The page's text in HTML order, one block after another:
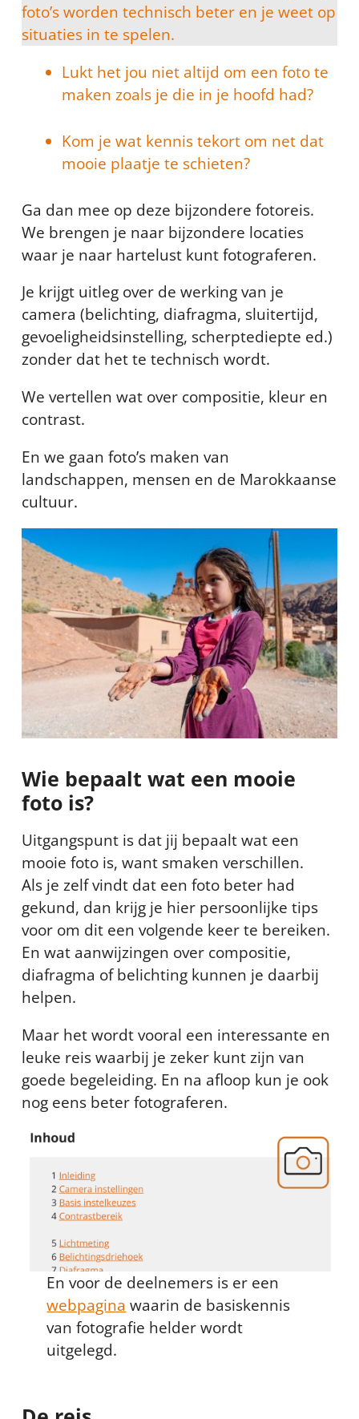
foto’s worden technisch beter en je weet op
situaties in te spelen.
Lukt het jou niet altijd om een foto te
maken zoals je die in je hoofd had?
Kom je wat kennis tekort om net dat
mooie plaatje te schieten?
Ga dan mee op deze bijzondere fotoreis.
We brengen je naar bijzondere locaties
waar je naar hartelust kunt fotograferen.
Je krijgt uitleg over de werking van je
camera (belichting, diafragma, sluitertijd,
gevoeligheidsinstelling, scherptediepte ed.)
zonder dat het te technisch wordt.
We vertellen wat over compositie, kleur en
contrast.
En we gaan foto’s maken van
landschappen, mensen en de Marokkaanse
cultuur.
Wie bepaalt wat een mooie
foto is?
Uitgangspunt is dat jij bepaalt wat een
mooie foto is, want smaken verschillen.
Als je zelf vindt dat een foto beter had
gekund, dan krijg je hier persoonlijke tips
voor om dit een volgende keer te bereiken.
En wat aanwijzingen over compositie,
diafragma of belichting kunnen je daarbij
helpen.
Maar het wordt vooral een interessante en
leuke reis waarbij je zeker kunt zijn van
goede begeleiding. En na afloop kun je ook
nog eens beter fotograferen.
En voor de deelnemers is er een
webpagina waarin de basiskennis
van fotografie helder wordt
uitgelegd.